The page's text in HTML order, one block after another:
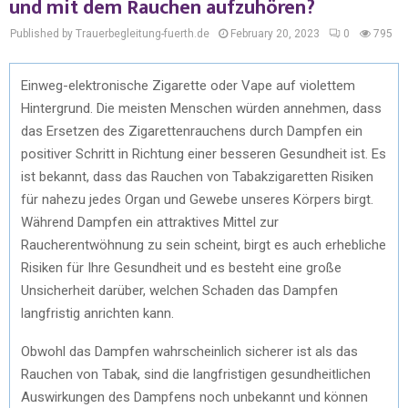
und mit dem Rauchen aufzuhören?
Published by Trauerbegleitung-fuerth.de February 20, 2023 0 795
Einweg-elektronische Zigarette oder Vape auf violettem
Hintergrund. Die meisten Menschen würden annehmen, dass
das Ersetzen des Zigarettenrauchens durch Dampfen ein
positiver Schritt in Richtung einer besseren Gesundheit ist. Es
ist bekannt, dass das Rauchen von Tabakzigaretten Risiken
für nahezu jedes Organ und Gewebe unseres Körpers birgt.
Während Dampfen ein attraktives Mittel zur
Raucherentwöhnung zu sein scheint, birgt es auch erhebliche
Risiken für Ihre Gesundheit und es besteht eine große
Unsicherheit darüber, welchen Schaden das Dampfen
langfristig anrichten kann.
Obwohl das Dampfen wahrscheinlich sicherer ist als das
Rauchen von Tabak, sind die langfristigen gesundheitlichen
Auswirkungen des Dampfens noch unbekannt und können